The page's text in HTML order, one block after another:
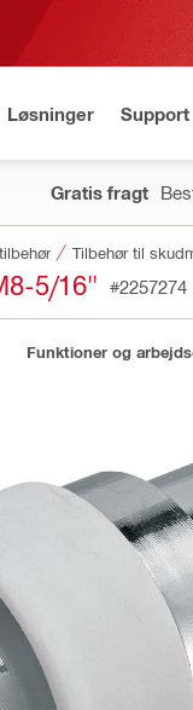
Løsninger
Gratis fragt
Tilbehør til
5/16" #2257274
Funktioner og